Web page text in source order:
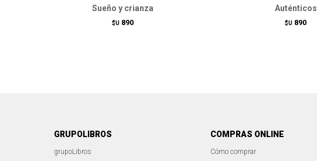
Sueño y crianza
$U 890
Auténticos
$U 890
GRUPOLIBROS
grupoLibros
COMPRAS ONLINE
Cómo comprar